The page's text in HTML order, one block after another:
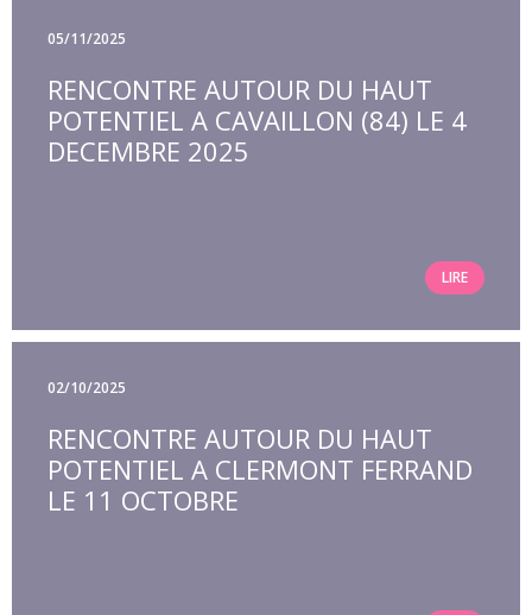
05/11/2025
RENCONTRE AUTOUR DU HAUT
POTENTIEL A CAVAILLON (84) LE 4
DECEMBRE 2025
LIRE
02/10/2025
RENCONTRE AUTOUR DU HAUT
POTENTIEL A CLERMONT FERRAND
LE 11 OCTOBRE